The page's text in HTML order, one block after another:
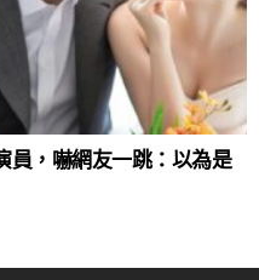
員，嚇網友一跳：以為是